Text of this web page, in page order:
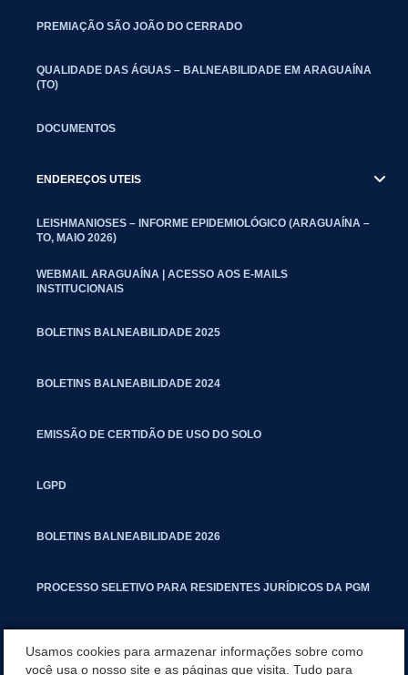
PREMIAÇÃO SÃO JOÃO DO CERRADO
QUALIDADE DAS ÁGUAS – BALNEABILIDADE EM ARAGUAÍNA
(TO)
DOCUMENTOS
ENDEREÇOS UTEIS
LEISHMANIOSES – INFORME EPIDEMIOLÓGICO (ARAGUAÍNA –
TO, MAIO 2026)
WEBMAIL ARAGUAÍNA | ACESSO AOS E-MAILS
INSTITUCIONAIS
BOLETINS BALNEABILIDADE 2025
BOLETINS BALNEABILIDADE 2024
EMISSÃO DE CERTIDÃO DE USO DO SOLO
LGPD
BOLETINS BALNEABILIDADE 2026
PROCESSO SELETIVO PARA RESIDENTES JURÍDICOS DA PGM
Usamos cookies para armazenar informações sobre como
você usa o nosso site e as páginas que visita. Tudo para